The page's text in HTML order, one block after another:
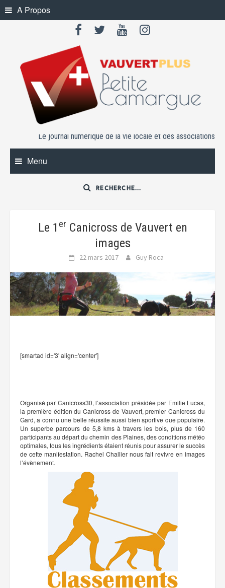
Skip
to
A Propos
Le journal numérique de la vie locale et des associations
Menu
Le 1 er Canicross de Vauvert en
images
22 mars 2017 Guy Roca
[smartad id='3' align='center']
Organisé par Canicross30, l’association présidée par Emilie Lucas,
la première édition du Canicross de Vauvert, premier Canicross du
Gard, a connu une belle réussite aussi bien sportive que populaire.
Un superbe parcours de 5,8 kms à travers les bois, plus de 160
participants au départ du chemin des Plaines, des conditions météo
optimales, tous les ingrédients étaient réunis pour assurer le succès
de cette manifestation. Rachel Challier nous fait revivre en images
l’évènement.